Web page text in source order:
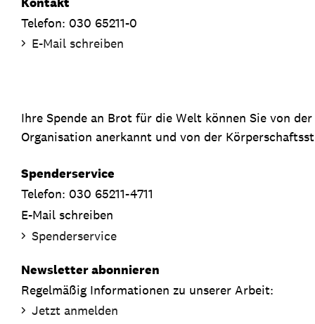
Telefon: 030 65211-0
E-Mail schreiben
Ihre Spende an Brot für die Welt können Sie von
Organisation anerkannt und von der
Spenderservice
Telefon: 030 65211-4711
E-Mail schreiben
Spenderservice
Newsletter abonnieren
Regelmäßig Informationen zu unserer Arbeit:
Jetzt anmelden